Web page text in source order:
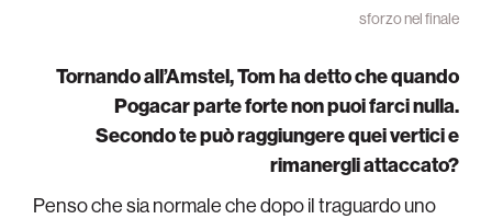
sforzo nel finale
Tornando all’Amstel, Tom ha detto che quando
Pogacar parte forte non puoi farci nulla.
Secondo te può raggiungere quei vertici e
rimanergli attaccato?
Penso che sia normale che dopo il traguardo uno